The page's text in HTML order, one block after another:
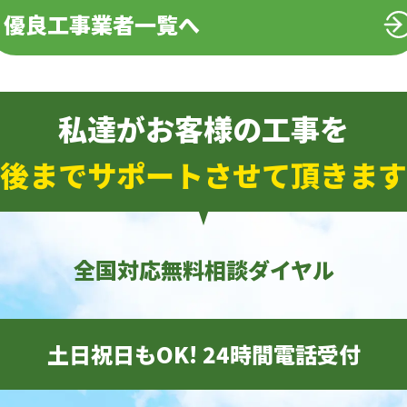
優良工事業者一覧へ
私達がお客様の工事を
までサポートさせて頂きま
全国対応無料相談ダイヤル
土日祝日もOK! 24時間電話受付